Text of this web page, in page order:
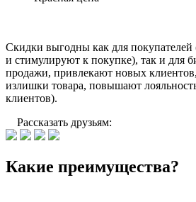
Скидки выгодны как для покупателей
и стимулируют к покупке), так и для
продажи, привлекают новых
излишки товара, повышают
клиентов).
Рассказать друзьям:
Какие преимущества?